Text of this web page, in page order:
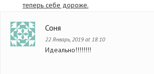
теперь себе дороже.
Соня
22 Январь, 2019 at 18:10
Идеально!!!!!!!!